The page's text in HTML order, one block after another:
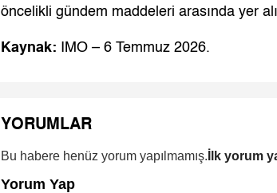
öncelikli gündem maddeleri arasında yer
Kaynak: IMO – 6 Temmuz 2026.
YORUMLAR
Bu habere henüz yorum yapılmamış. İlk yorum
Yorum Yap